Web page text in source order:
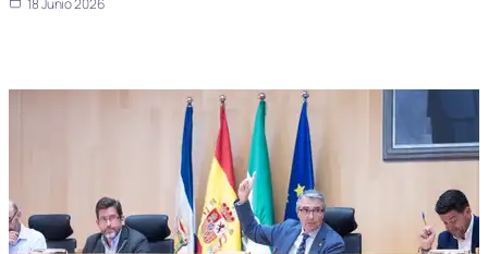
18 Junio 2026